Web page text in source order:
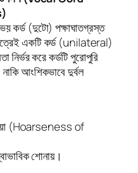
কর্ড (দুটো) পক্ষাঘাতগ্রস্ত
একটি কর্ড (unilateral)
নির্ভর করে কর্ডটি পুরোপুরি
নাকি আংশিকভাবে দুর্বল
(Hoarseness of
শোনায়।